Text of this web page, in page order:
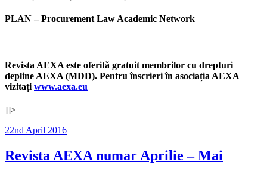
PLAN – Procurement Law Academic Network
Revista AEXA este oferită gratuit membrilor cu drepturi
depline AEXA (MDD). Pentru înscrieri în asociația AEXA
vizitați www.aexa.eu
]]>
Posted
22nd April 2016
Revista AEXA numar Aprilie – Mai